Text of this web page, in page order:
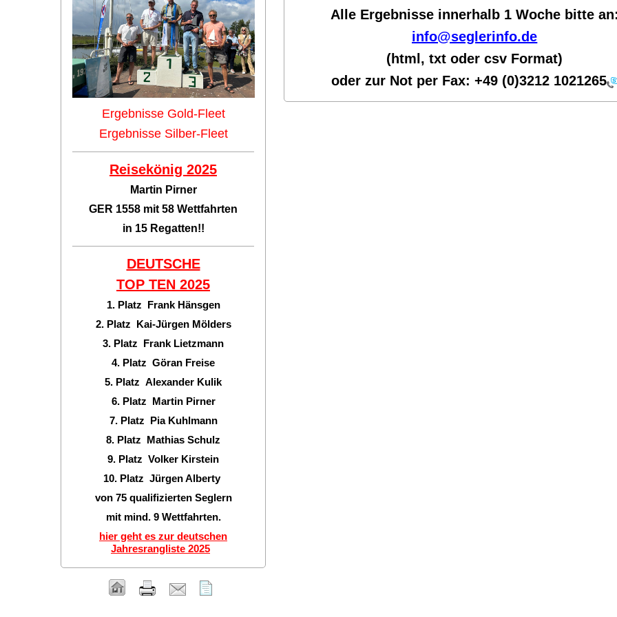
Alle Ergebnisse innerhalb 1 Woche bitte
info@seglerinfo.de
(html, txt oder csv Format)
oder zur Not per Fax:+49 (0)3212 1021265
Ergebnisse Gold-Fleet
Ergebnisse Silber-Fleet
Reisekönig 2025
Martin Pirner
GER 1558 mit 58 Wettfahrten
in 15 Regatten!!
DEUTSCHE
TOP TEN 2025
1. Platz Frank Hänsgen
2. Platz Kai-Jürgen Mölders
3. Platz Frank Lietzmann
4. Platz Göran Freise
5. Platz Alexander Kulik
6. Platz Martin Pirner
7. Platz Pia Kuhlmann
8. Platz Mathias Schulz
9. Platz Volker Kirstein
10. Platz Jürgen Alberty
von 75 qualifizierten Seglern
mit mind. 9 Wettfahrten.
hier geht es zur deutschen
Jahresrangliste 2025